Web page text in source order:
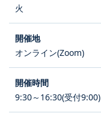
火
オンライン(Zoom)
9:30～16:30(受付9:00)